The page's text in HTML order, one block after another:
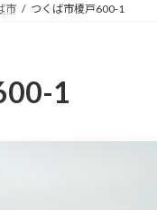
市 つくば市榎戸600-1
1